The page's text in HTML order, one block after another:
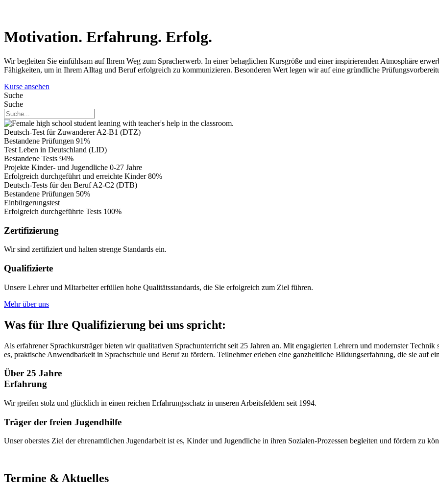
Motivation. Erfahrung. Erfolg.
Wir begleiten Sie einfühlsam auf Ihrem Weg zum Spracherwerb. In einer behaglichen Kursgröße und einer inspirierenden Atmosphäre
Fähigkeiten, um in Ihrem Alltag und Beruf erfolgreich zu kommunizieren. Besonderen Wert legen wir auf eine gründliche
Kurse ansehen
Suche
Suche
Deutsch-Test für Zuwanderer A2-B1 (DTZ)
Bestandene Prüfungen 91%
Test Leben in Deutschland (LID)
Bestandene Tests 94%
Projekte Kinder- und Jugendliche 0-27 Jahre
Erfolgreich durchgeführt und erreichte Kinder 80%
Deutsch-Tests für den Beruf A2-C2 (DTB)
Bestandene Prüfungen 50%
Einbürgerungstest
Erfolgreich durchgeführte Tests 100%
Zertifizierung
Wir sind zertifiziert und halten strenge Standards ein.
Qualifizierte
Unsere Lehrer und MItarbeiter erfüllen hohe Qualitätsstandards, die Sie erfolgreich zum Ziel führen.
Mehr über uns
Was für Ihre Qualifizierung bei uns spricht:
Als erfahrener Sprachkursträger bieten wir qualitativen Sprachunterricht seit 25 Jahren an. Mit engagierten Lehrern und modernster
es, praktische Anwendbarkeit in Sprachschule und Beruf zu fördern. Teilnehmer erleben eine ganzheitliche Bildungserfahrung, die sie auf
Über 25 Jahre
Erfahrung
Wir greifen stolz und glücklich in einen reichen Erfahrungsschatz in unseren Arbeitsfeldern seit 1994.
Träger der freien Jugendhilfe
Unser oberstes Ziel der ehrenamtlichen Jugendarbeit ist es, Kinder und Jugendliche in ihren Sozialen-Prozessen begleiten und fördern zu
Termine & Aktuelles